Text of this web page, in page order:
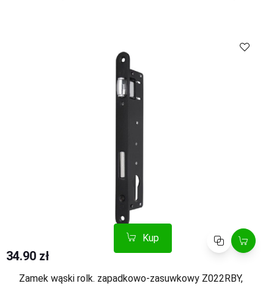
Kup Porównaj
34.90 zł
Zamek wąski rolk. zapadkowo-zasuwkowy Z022RBY,